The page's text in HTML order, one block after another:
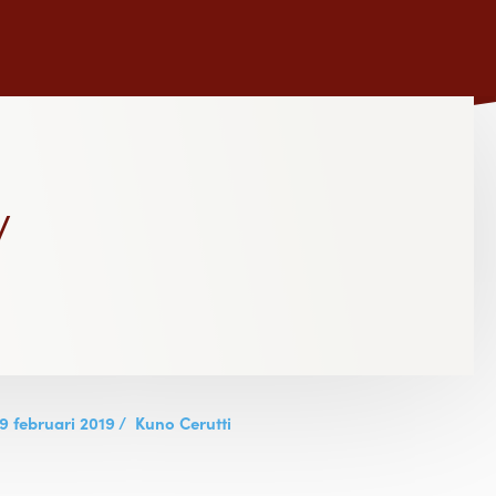
februari 2019 / Kuno Cerutti